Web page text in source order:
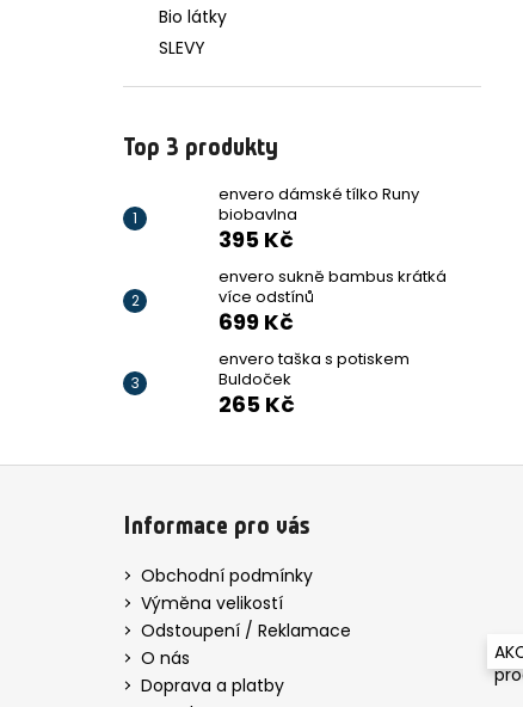
Bio látky
SLEVY
Top 3 produkty
envero dámské tílko Runy
biobavlna
395 Kč
envero sukně bambus krátká
více odstínů
699 Kč
envero taška s potiskem
Buldoček
265 Kč
Informace pro vás
Obchodní podmínky
Výměna velikostí
Odstoupení / Reklamace
O nás
Doprava a platby